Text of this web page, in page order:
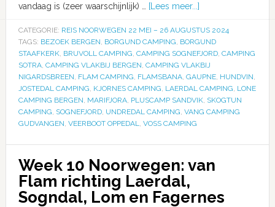
vandaag is (zeer waarschijnlijk) …
[Lees meer...]
CATEGORIE: REIS NOORWEGEN 22 MEI – 26 AUGUSTUS 2024
TAGS: BEZOEK BERGEN, BORGUND CAMPING, BORGUND
STAAFKERK, BRUVOLL CAMPING, CAMPING SOGNEFJORD, CAMPING
SOTRA, CAMPING VLAKBIJ BERGEN, CAMPING VLAKBIJ
NIGARDSBREEN, FLAM CAMPING, FLAMSBANA, GAUPNE, HUNDVIN,
JOSTEDAL CAMPING, KJORNES CAMPING, LAERDAL CAMPING, LONE
CAMPING BERGEN, MARIFJORA, PLUSCAMP SANDVIK, SKOGTUN
CAMPING, SOGNEFJORD, UNDREDAL CAMPING, VANG CAMPING
GUDVANGEN, VEERBOOT OPPEDAL, VOSS CAMPING
Week 10 Noorwegen: van
Flam richting Laerdal,
Sogndal, Lom en Fagernes